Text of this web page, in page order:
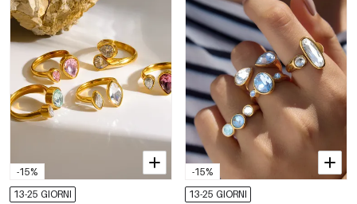
-15%
13-25 GIORNI
-15%
13-25 GIORNI